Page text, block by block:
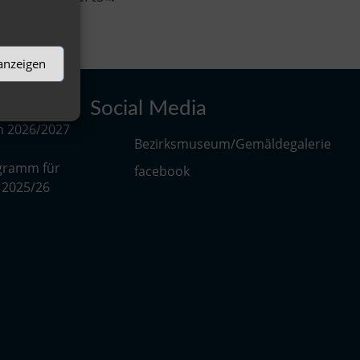
2026/2027
für
26
Social Media
Bezirksmuseum/Gemäldegalerie
facebook